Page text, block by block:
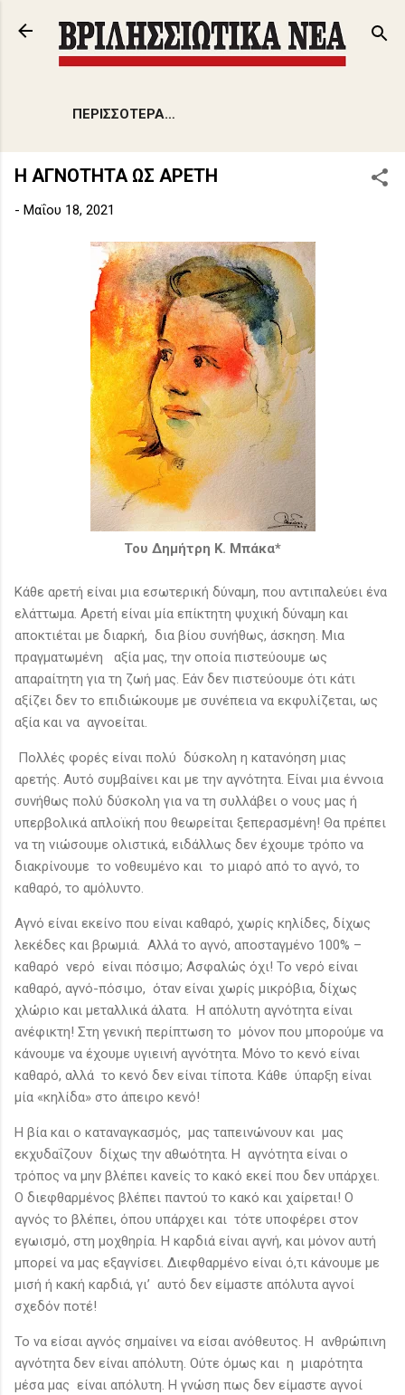
Μετάβαση στο κύριο περιεχόμενο
ΠΕΡΙΣΣΌΤΕΡΑ…
Η ΑΓΝΟΤΗΤΑ ΩΣ ΑΡΕΤΗ
- Μαΐου 18, 2021
Του Δημήτρη Κ. Μπάκα*
Κάθε αρετή είναι μια εσωτερική δύναμη, που αντιπαλεύει ένα
ελάττωμα. Αρετή είναι μία επίκτητη ψυχική δύναμη και
αποκτιέται με διαρκή, δια βίου συνήθως, άσκηση. Μια
πραγματωμένη αξία μας, την οποία πιστεύουμε ως
απαραίτητη για τη ζωή μας. Εάν δεν πιστεύουμε ότι κάτι
αξίζει δεν το επιδιώκουμε με συνέπεια να εκφυλίζεται, ως
αξία και να αγνοείται.
Πολλές φορές είναι πολύ δύσκολη η κατανόηση μιας
αρετής. Αυτό συμβαίνει και με την αγνότητα. Είναι μια έννοια
συνήθως πολύ δύσκολη για να τη συλλάβει ο νους μας ή
υπερβολικά απλοϊκή που θεωρείται ξεπερασμένη! Θα πρέπει
να τη νιώσουμε ολιστικά, ειδάλλως δεν έχουμε τρόπο να
διακρίνουμε το νοθευμένο και το μιαρό από το αγνό, το
καθαρό, το αμόλυντο.
Αγνό είναι εκείνο που είναι καθαρό, χωρίς κηλίδες, δίχως
λεκέδες και βρωμιά. Αλλά το αγνό, αποσταγμένο 100% –
καθαρό νερό είναι πόσιμο; Ασφαλώς όχι! Το νερό είναι
καθαρό, αγνό-πόσιμο, όταν είναι χωρίς μικρόβια, δίχως
χλώριο και μεταλλικά άλατα. Η απόλυτη αγνότητα είναι
ανέφικτη! Στη γενική περίπτωση το μόνον που μπορούμε να
κάνουμε να έχουμε υγιεινή αγνότητα. Μόνο το κενό είναι
καθαρό, αλλά το κενό δεν είναι τίποτα. Κάθε ύπαρξη είναι
μία «κηλίδα» στο άπειρο κενό!
Η βία και ο καταναγκασμός, μας ταπεινώνουν και μας
εκχυδαΐζουν δίχως την αθωότητα. Η αγνότητα είναι ο
τρόπος να μην βλέπει κανείς το κακό εκεί που δεν υπάρχει.
Ο διεφθαρμένος βλέπει παντού το κακό και χαίρεται! Ο
αγνός το βλέπει, όπου υπάρχει και τότε υποφέρει στον
εγωισμό, στη μοχθηρία. Η καρδιά είναι αγνή, και μόνον αυτή
μπορεί να μας εξαγνίσει. Διεφθαρμένο είναι ό,τι κάνουμε με
μισή ή κακή καρδιά, γι’ αυτό δεν είμαστε απόλυτα αγνοί
σχεδόν ποτέ!
Το να είσαι αγνός σημαίνει να είσαι ανόθευτος. Η ανθρώπινη
αγνότητα δεν είναι απόλυτη. Ούτε όμως και η μιαρότητα
μέσα μας είναι απόλυτη. Η γνώση πως δεν είμαστε αγνοί